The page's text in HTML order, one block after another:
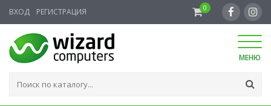
ВХОД РЕГИСТРАЦИЯ 0
МЕНЮ